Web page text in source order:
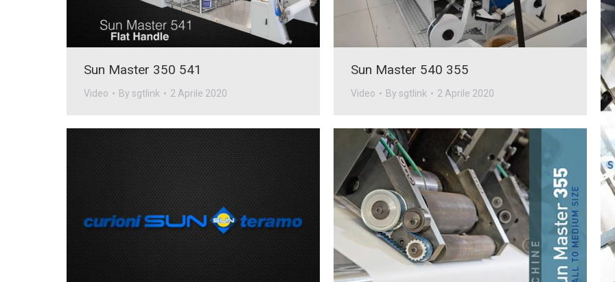
Sun Master 350 541
Video By sgtlink 2 Aprile 2020
Sun Master 540 355
Video By sgtlink 2 Aprile 2020